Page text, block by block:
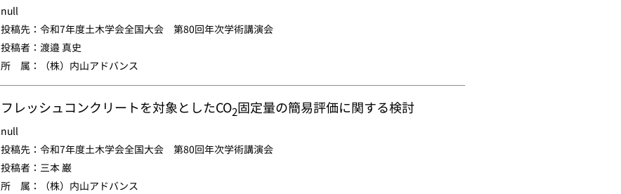
null
投稿先：令和7年度土木学会全国大会 第80回年次学術講演会
投稿者：渡邉 真史
所 属：（株）内山アドバンス
フレッシュコンクリートを対象としたCO2固定量の簡易評価に関する検討
null
投稿先：令和7年度土木学会全国大会 第80回年次学術講演会
投稿者：三本 巌
所 属：（株）内山アドバンス